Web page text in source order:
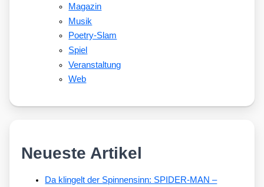
Magazin
Musik
Poetry-Slam
Spiel
Veranstaltung
Web
Neueste Artikel
Da klingelt der Spinnensinn: SPIDER-MAN –